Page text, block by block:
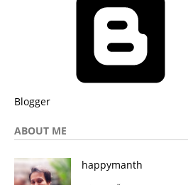
Blogger
ABOUT ME
happymanth